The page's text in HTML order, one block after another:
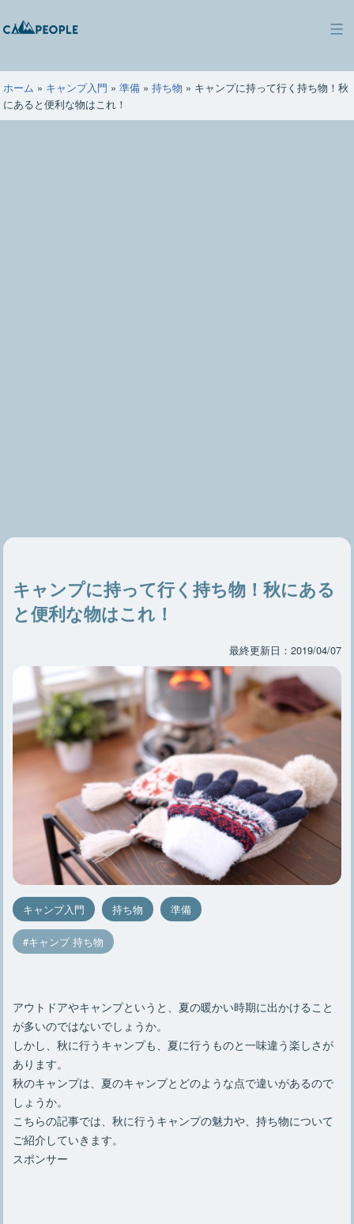
ン
ツ
へ
ス
キ
ン
ピ
ー
ホーム » キャンプ入門 » 準備» 持ち物 » キャンプに持って行く持ち物！秋
にあると便利な物はこれ！
キャンプに持って行く持ち物！秋にある
と便利な物はこれ！
最終更新日：2019/04/07
キャンプ入門 持ち物 準備
キャンプ 持ち物
アウトドアやキャンプというと、夏の暖かい時期に出かけること
が多いのではないでしょうか。
しかし、秋に行うキャンプも、夏に行うものと一味違う楽しさが
あります。
秋のキャンプは、夏のキャンプとどのような点で違いがあるので
しょうか。
こちらの記事では、秋に行うキャンプの魅力や、持ち物について
ご紹介していきます。
スポンサー